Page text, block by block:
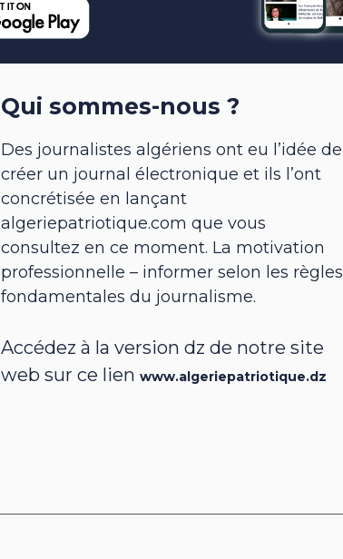
Qui sommes-nous ?
Des journalistes algériens ont eu l’idée de
créer un journal électronique et ils l’ont
concrétisée en lançant
algeriepatriotique.com que vous
consultez en ce moment. La motivation
professionnelle – informer selon les règles
fondamentales du journalisme.
Accédez à la version dz de notre site
web sur ce lienwww.algeriepatriotique.dz